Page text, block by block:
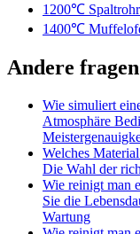
1200℃
1400℃
Andere
Wie simuliert
Atmosphäre
Welches
Die Wahl der
Wie reinigt man
Sie die
Wartung